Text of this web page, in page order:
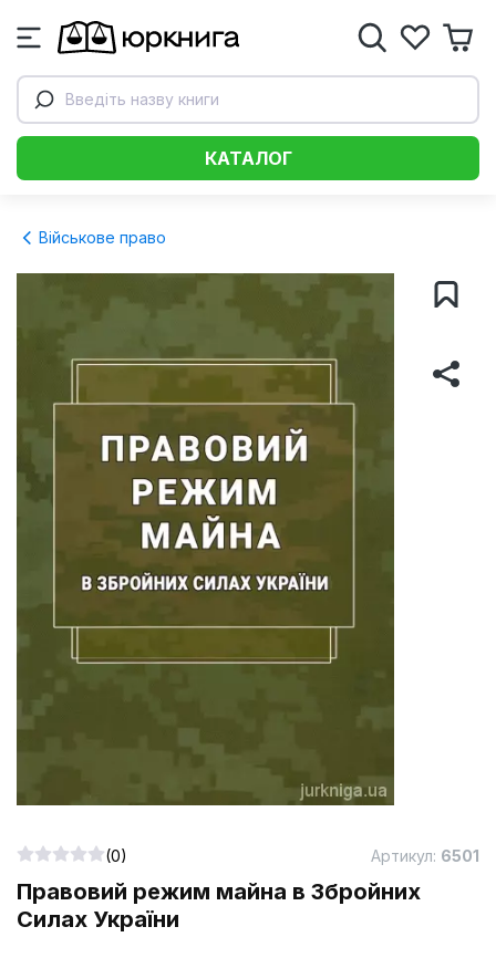
Введіть назву книги
КАТАЛОГ
Військове право
Правовий режим майна в Збройних
Силах України
(0) Артикул: 6501